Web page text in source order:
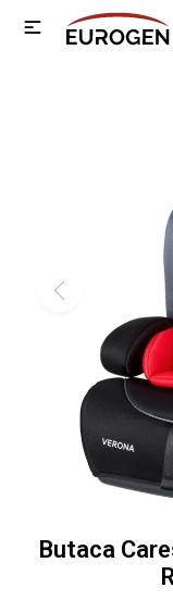

Butaca
Climatización
Motos
Bicicletas
Herramientas